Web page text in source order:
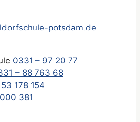
potsdam.de
0331 – 97 20 77
– 88 763 68
53 178 154
381